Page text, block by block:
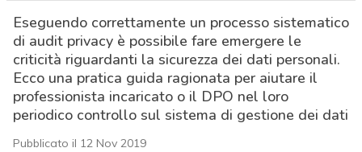
Eseguendo correttamente un processo sistematico
di audit privacy è possibile fare emergere le
criticità riguardanti la sicurezza dei dati personali.
Ecco una pratica guida ragionata per aiutare il
professionista incaricato o il DPO nel loro
periodico controllo sul sistema di gestione dei dati
Pubblicato il 12 Nov 2019